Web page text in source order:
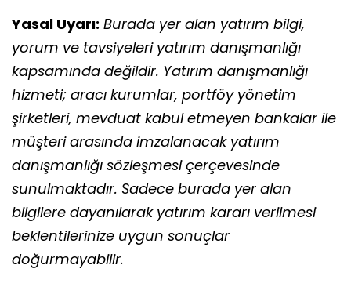
Yasal Uyarı: Burada yer alan yatırım bilgi,
yorum ve tavsiyeleri yatırım danışmanlığı
kapsamında değildir. Yatırım danışmanlığı
hizmeti; aracı kurumlar, portföy yönetim
şirketleri, mevduat kabul etmeyen bankalar ile
müşteri arasında imzalanacak yatırım
danışmanlığı sözleşmesi çerçevesinde
sunulmaktadır. Sadece burada yer alan
bilgilere dayanılarak yatırım kararı verilmesi
beklentilerinize uygun sonuçlar
doğurmayabilir.